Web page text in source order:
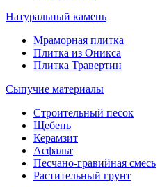
Натуральный камень
Мраморная плитка
Плитка из Оникса
Плитка Травертин
Сыпучие материалы
Строительный песок
Щебень
Керамзит
Асфальт
Песчано-гравийная смесь
Растительный грунт